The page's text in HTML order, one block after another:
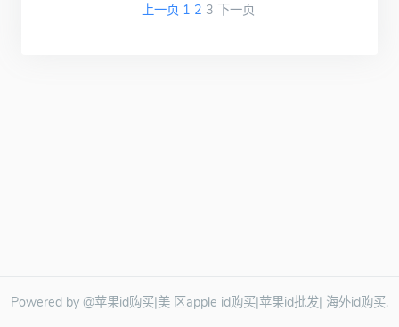
上一页 1 2 3 下一页
Powered by @苹果id购买|美 区apple id购买|苹果id批发| 海外id购买.